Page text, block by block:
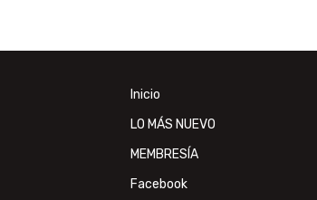
Inicio
LO MÁS NUEVO
MEMBRESÍA
Facebook